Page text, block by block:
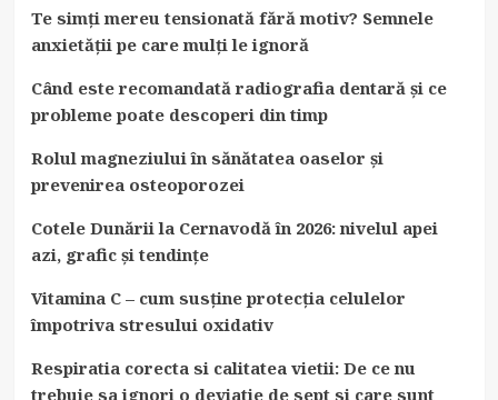
Te simți mereu tensionată fără motiv? Semnele
anxietății pe care mulți le ignoră
Când este recomandată radiografia dentară și ce
probleme poate descoperi din timp
Rolul magneziului în sănătatea oaselor și
prevenirea osteoporozei
Cotele Dunării la Cernavodă în 2026: nivelul apei
azi, grafic și tendințe
Vitamina C – cum susține protecția celulelor
împotriva stresului oxidativ
Respiratia corecta si calitatea vietii: De ce nu
trebuie sa ignori o deviatie de sept si care sunt